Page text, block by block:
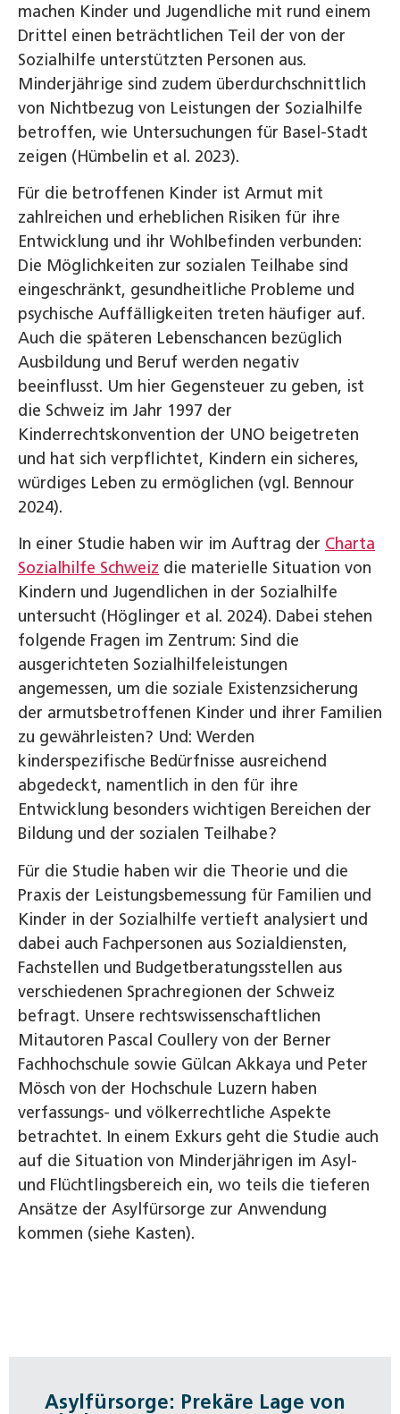
machen Kinder und Jugendliche mit rund einem
Drittel einen beträchtlichen Teil der von der
Sozialhilfe unterstützten Personen aus.
Minderjährige sind zudem überdurchschnittlich
von Nichtbezug von Leistungen der Sozialhilfe
betroffen, wie Untersuchungen für Basel-Stadt
zeigen (Hümbelin et al. 2023).
Für die betroffenen Kinder ist Armut mit
zahlreichen und erheblichen Risiken für ihre
Entwicklung und ihr Wohlbefinden verbunden:
Die Möglichkeiten zur sozialen Teilhabe sind
eingeschränkt, gesundheitliche Probleme und
psychische Auffälligkeiten treten häufiger auf.
Auch die späteren Lebenschancen bezüglich
Ausbildung und Beruf werden negativ
beeinflusst. Um hier Gegensteuer zu geben, ist
die Schweiz im Jahr 1997 der
Kinderrechtskonvention der UNO beigetreten
und hat sich verpflichtet, Kindern ein sicheres,
würdiges Leben zu ermöglichen (vgl. Bennour
2024).
In einer Studie haben wir im Auftrag der Charta
Sozialhilfe Schweiz die materielle Situation von
Kindern und Jugendlichen in der Sozialhilfe
untersucht (Höglinger et al. 2024). Dabei stehen
folgende Fragen im Zentrum: Sind die
ausgerichteten Sozialhilfeleistungen
angemessen, um die soziale Existenzsicherung
der armutsbetroffenen Kinder und ihrer Familien
zu gewährleisten? Und: Werden
kinderspezifische Bedürfnisse ausreichend
abgedeckt, namentlich in den für ihre
Entwicklung besonders wichtigen Bereichen der
Bildung und der sozialen Teilhabe?
Für die Studie haben wir die Theorie und die
Praxis der Leistungsbemessung für Familien und
Kinder in der Sozialhilfe vertieft analysiert und
dabei auch Fachpersonen aus Sozialdiensten,
Fachstellen und Budgetberatungsstellen aus
verschiedenen Sprachregionen der Schweiz
befragt. Unsere rechtswissenschaftlichen
Mitautoren Pascal Coullery von der Berner
Fachhochschule sowie Gülcan Akkaya und Peter
Mösch von der Hochschule Luzern haben
verfassungs- und völkerrechtliche Aspekte
betrachtet. In einem Exkurs geht die Studie auch
auf die Situation von Minderjährigen im Asyl-
und Flüchtlingsbereich ein, wo teils die tieferen
Ansätze der Asylfürsorge zur Anwendung
kommen (siehe Kasten).
Asylfürsorge: Prekäre Lage von